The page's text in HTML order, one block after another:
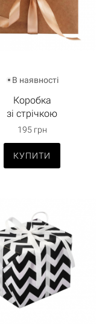
В наявності
Коробка
зі стрічкою
195 грн
КУПИТИ